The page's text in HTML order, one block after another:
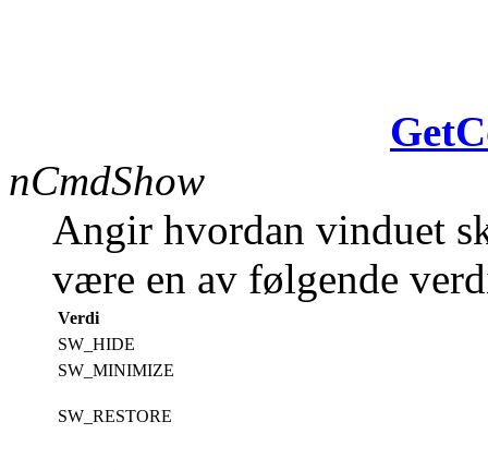
nCmdShow
Angir hvordan vinduet
være en av følgende
Verdi
SW_HIDE
SW_MINIMIZE
SW_RESTORE